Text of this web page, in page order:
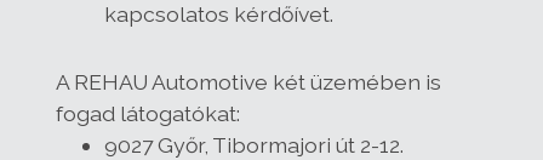
kapcsolatos kérdőívet.
A REHAU Automotive két üzemében is
fogad látogatókat:
9027 Győr, Tibormajori út 2-12.